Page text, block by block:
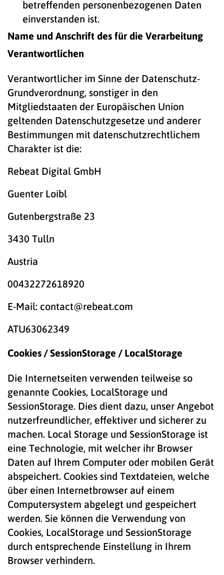
betreffenden personenbezogenen Daten
einverstanden ist.
Name und Anschrift des für die Verarbeitung
Verantwortlichen
Verantwortlicher im Sinne der Datenschutz-
Grundverordnung, sonstiger in den
Mitgliedstaaten der Europäischen Union
geltenden Datenschutzgesetze und anderer
Bestimmungen mit datenschutzrechtlichem
Charakter ist die:
Rebeat Digital GmbH
Guenter Loibl
Gutenbergstraße 23
3430 Tulln
Austria
00432272618920
E-Mail: contact@rebeat.com
ATU63062349
Cookies / SessionStorage / LocalStorage
Die Internetseiten verwenden teilweise so
genannte Cookies, LocalStorage und
SessionStorage. Dies dient dazu, unser Angebot
nutzerfreundlicher, effektiver und sicherer zu
machen. Local Storage und SessionStorage ist
eine Technologie, mit welcher ihr Browser
Daten auf Ihrem Computer oder mobilen Gerät
abspeichert. Cookies sind Textdateien, welche
über einen Internetbrowser auf einem
Computersystem abgelegt und gespeichert
werden. Sie können die Verwendung von
Cookies, LocalStorage und SessionStorage
durch entsprechende Einstellung in Ihrem
Browser verhindern.